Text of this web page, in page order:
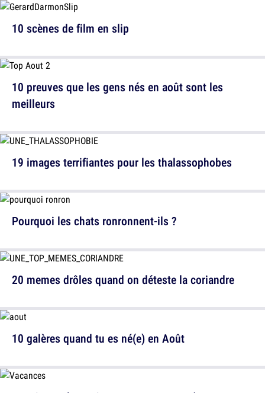
10 scènes de film en slip
19 images terrifiantes pour les thalassophobes
20 memes drôles quand on déteste la coriandre
10 preuves que les gens nés en août sont les
meilleurs
Pourquoi les chats ronronnent-ils ?
10 galères quand tu es né(e) en Août